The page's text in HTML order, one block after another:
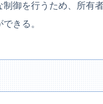
制御を行うため、所有
きる。